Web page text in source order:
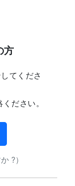
方
てくださ
ださい。
?）